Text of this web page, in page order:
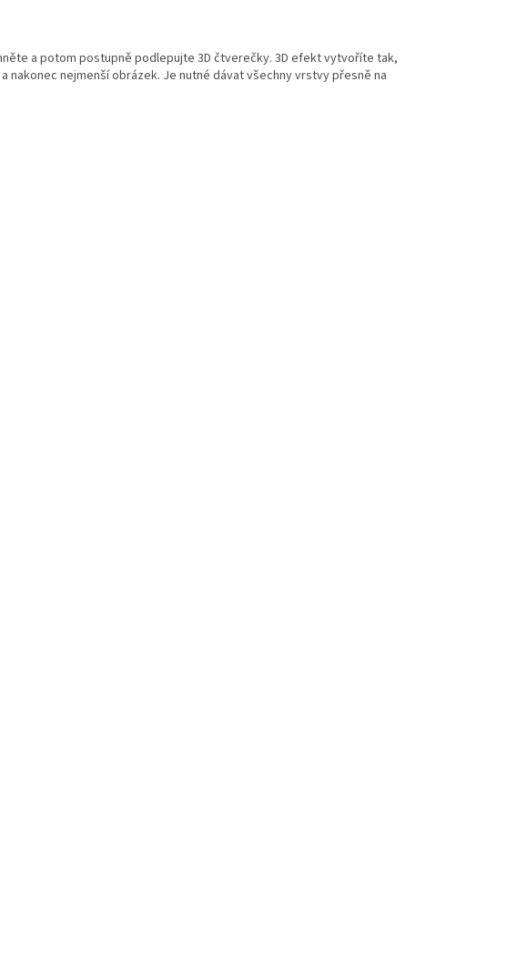
a potom postupně podlepujte 3D čtverečky. 3D efekt vytvoříte tak,
nejmenší obrázek. Je nutné dávat všechny vrstvy přesně na